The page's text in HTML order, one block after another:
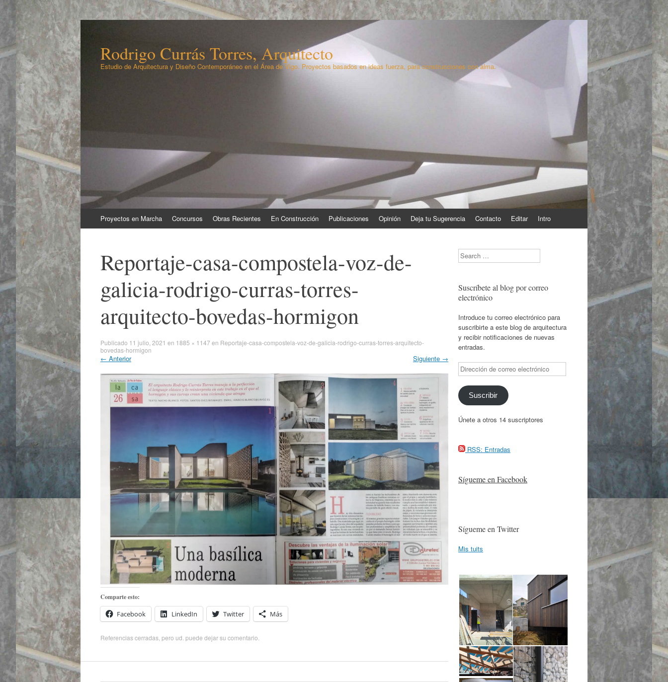
Rodrigo Currás Torres, Arquitecto
Estudio de Arquitectura y Diseño Contemporáneo en el Área de Vigo. Proyectos basados en ideas fuerza, para construcciones con alma.
al
Proyectos en Marcha Concursos Obras Recientes En Construcción Publicaciones Opinión Deja tu Sugerencia Contacto Editar Intro
Reportaje-casa-compostela-voz-de-
galicia-rodrigo-curras-torres-
arquitecto-bovedas-hormigon
Publicado 11 julio, 2021 en 1885 × 1147 en Reportaje-casa-compostela-voz-de-galicia-rodrigo-curras-torres-arquitecto-
bovedas-hormigon
← Anterior Siguiente →
Comparte esto:
Facebook LinkedIn Twitter Más
Referencias cerradas, pero ud. puede dejar su comentario
Search
Suscríbete al blog por correo
electrónico
Introduce tu correo electrónico para
suscribirte a este blog de arquitectura
y recibir notificaciones de nuevas
entradas.
Dirección
de
correo
electrónico
Suscribir
Únete a otros 14 suscriptores
RSS: Entradas
Sígueme en Facebook
Sígueme en Twitter
Mis tuits